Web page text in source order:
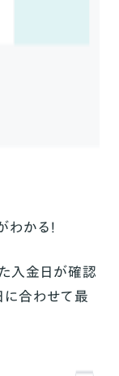
かる！
入金日が確認
に合わせて最